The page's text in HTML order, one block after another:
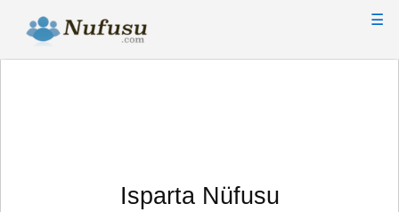
☰
Isparta Nüfusu